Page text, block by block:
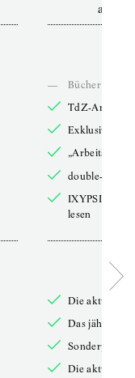
ab
—
Bücher online
TdZ-Artikel
Exklusive
double-
lesen
Die aktuelle
Das jährliche
Die aktuelle